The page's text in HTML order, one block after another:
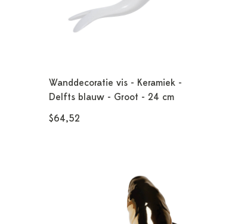
Wanddecoratie vis - Keramiek -
Delfts blauw - Groot - 24 cm
$64,52